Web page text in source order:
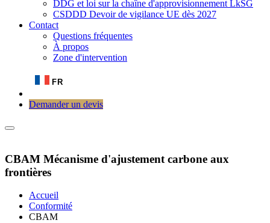
DDG et loi sur la chaîne d'approvisionnement LkSG
CSDDD Devoir de vigilance UE dès 2027
Contact
Questions fréquentes
À propos
Zone d'intervention
FR
Demander un devis
CBAM Mécanisme d'ajustement carbone aux
frontières
Accueil
Conformité
CBAM